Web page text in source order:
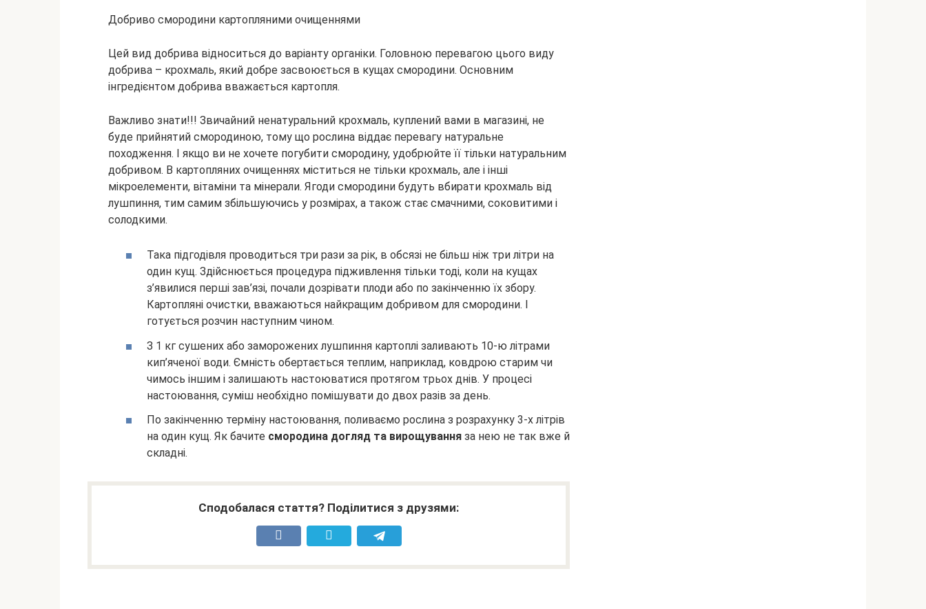
Добриво смородини картопляними очищеннями
Цей вид добрива відноситься до варіанту органіки. Головною перевагою цього виду
добрива – крохмаль, який добре засвоюється в кущах смородини. Основним
інгредієнтом добрива вважається картопля.
Важливо знати!!! Звичайний ненатуральний крохмаль, куплений вами в магазині, не
буде прийнятий смородиною, тому що рослина віддає перевагу натуральне
походження. І якщо ви не хочете погубити смородину, удобрюйте її тільки натуральним
добривом. В картопляних очищеннях міститься не тільки крохмаль, але і інші
мікроелементи, вітаміни та мінерали. Ягоди смородини будуть вбирати крохмаль від
лушпиння, тим самим збільшуючись у розмірах, а також стає смачними, соковитими і
солодкими.
Така підгодівля проводиться три рази за рік, в обсязі не більш ніж три літри на
один кущ. Здійснюється процедура підживлення тільки тоді, коли на кущах
з’явилися перші зав’язі, почали дозрівати плоди або по закінченню їх збору.
Картопляні очистки, вважаються найкращим добривом для смородини. І
готується розчин наступним чином.
З 1 кг сушених або заморожених лушпиння картоплі заливають 10-ю літрами
кип’яченої води. Ємність обертається теплим, наприклад, ковдрою старим чи
чимось іншим і залишають настоюватися протягом трьох днів. У процесі
настоювання, суміш необхідно помішувати до двох разів за день.
По закінченню терміну настоювання, поливаємо рослина з розрахунку 3-х літрів
на один кущ. Як бачите смородина догляд та вирощування за нею не так вже й
складні.
Сподобалася стаття? Поділитися з друзями: